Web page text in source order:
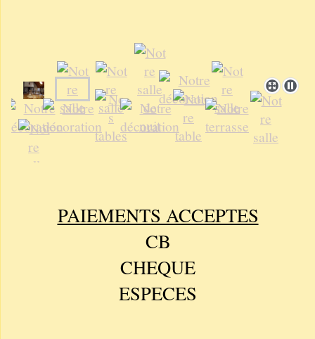
PAIEMENTS ACCEPTES
CB
CHEQUE
ESPECES